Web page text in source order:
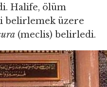
Halife, ölüm
belirlemek üzere
(meclis) belirledi.